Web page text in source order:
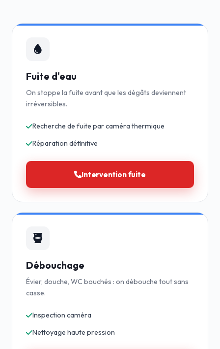
Fuite d'eau
On stoppe la fuite avant que les dégâts deviennent
irréversibles.
Recherche de fuite par caméra thermique
Réparation définitive
Intervention fuite
Débouchage
Évier, douche, WC bouchés : on débouche tout sans
casse.
Inspection caméra
Nettoyage haute pression